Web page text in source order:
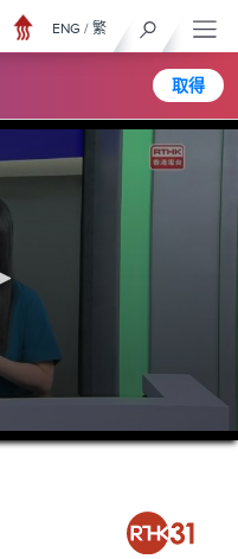
取得
ENG / 繁